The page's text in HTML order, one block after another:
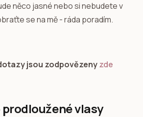
něco jasné nebo si nebudete v
se na mě - ráda poradím.
jsou zodpovězenyzde
prodloužené vlasy